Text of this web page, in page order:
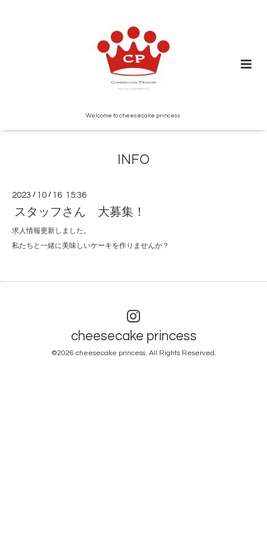
Welcome to cheesecake princess
INFO
2023 / 10 / 16 15:36
スタッフさん 大募集！
求人情報更新しました。
私たちと一緒に美味しいケーキを作りませんか？
cheesecake princess
©2026 cheesecake princess. All Rights Reserved.